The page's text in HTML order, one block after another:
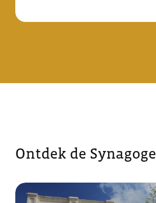
Ontdek de Synagoge